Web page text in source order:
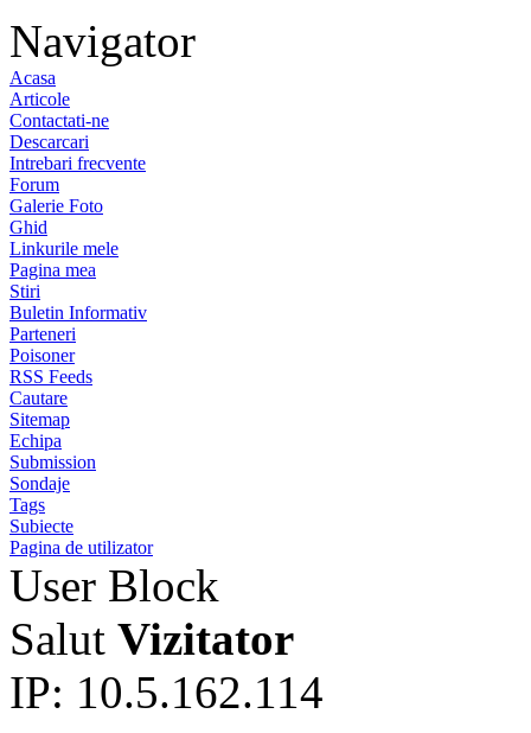
Navigator
Acasa
Articole
Contactati-ne
Descarcari
Intrebari frecvente
Forum
Galerie Foto
Ghid
Linkurile mele
Pagina mea
Stiri
Buletin Informativ
Parteneri
Poisoner
RSS Feeds
Cautare
Sitemap
Echipa
Submission
Sondaje
Tags
Subiecte
Pagina de utilizator
User Block
Salut Vizitator
IP: 10.5.162.114